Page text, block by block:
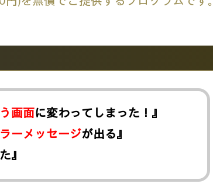
画面に変わってしまった！』
ーメッセージが出る』
』